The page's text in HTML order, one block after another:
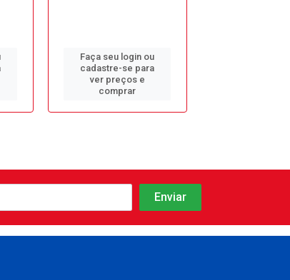
Faça seu login ou
cadastre-se para
ver preços e
comprar